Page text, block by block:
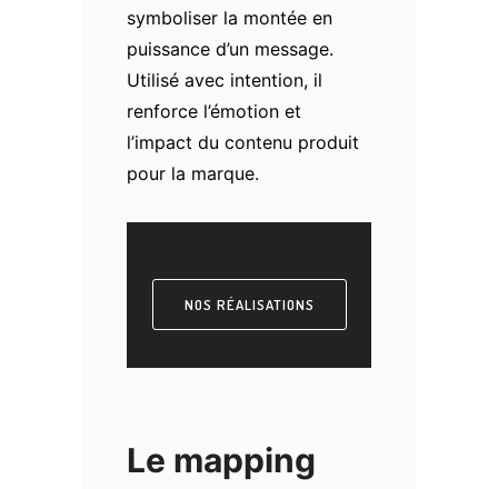
symboliser la montée en
puissance d’un message.
Utilisé avec intention, il
renforce l’émotion et
l’impact du contenu produit
pour la marque.
NOS RÉALISATIONS
Le mapping